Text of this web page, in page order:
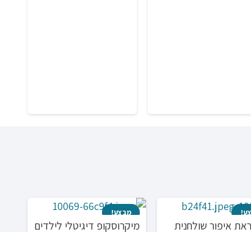
איפור שולחנית
מבצע!
מיקרוסקופ דיגיטלי לילדים